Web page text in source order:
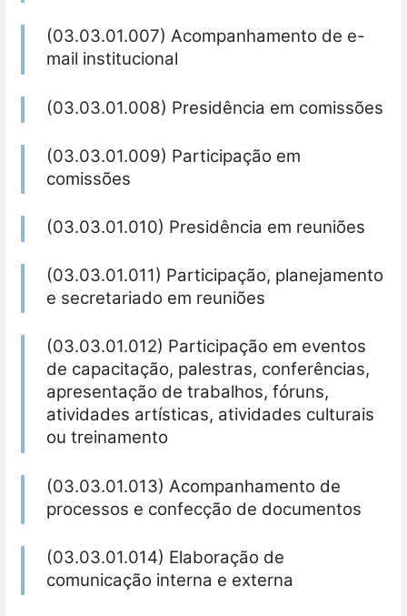
(03.03.01.007) Acompanhamento de e-
mail institucional
(03.03.01.008) Presidência em comissões
(03.03.01.009) Participação em
comissões
(03.03.01.010) Presidência em reuniões
(03.03.01.011) Participação, planejamento
e secretariado em reuniões
(03.03.01.012) Participação em eventos
de capacitação, palestras, conferências,
apresentação de trabalhos, fóruns,
atividades artísticas, atividades culturais
ou treinamento
(03.03.01.013) Acompanhamento de
processos e confecção de documentos
(03.03.01.014) Elaboração de
comunicação interna e externa